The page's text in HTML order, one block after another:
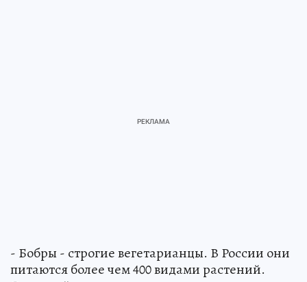
- Бобры - строгие вегетарианцы. В России они
питаются более чем 400 видами растений.